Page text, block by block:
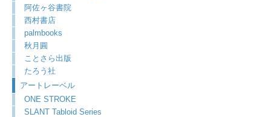
阿佐ヶ谷書院
西村書店
palmbooks
秋月圓
ことさら出版
たろう社
アートレーベル
ONE STROKE
SLANT Tabloid Series